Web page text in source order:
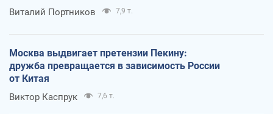
Виталий Портников 7,9 т.
Москва выдвигает претензии Пекину:
дружба превращается в зависимость России
от Китая
Виктор Каспрук 7,6 т.